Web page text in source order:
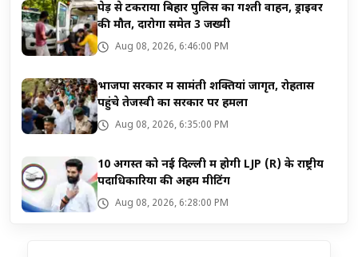
पेड़ से टकराया बिहार पुलिस का गश्ती वाहन, ड्राइवर
की मौत, दारोगा समेत 3 जख्मी
Aug 08, 2026, 6:46:00 PM
भाजपा सरकार में सामंती शक्तियां जागृत, रोहतास
पहुंचे तेजस्वी का सरकार पर हमला
Aug 08, 2026, 6:35:00 PM
10 अगस्त को नई दिल्ली में होगी LJP (R) के राष्ट्रीय
पदाधिकारियों की अहम मीटिंग
Aug 08, 2026, 6:28:00 PM